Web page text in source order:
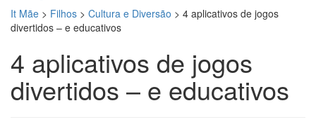
It Mãe > Filhos > Cultura e Diversão > 4 aplicativos de jogos
divertidos – e educativos
4 aplicativos de jogos
divertidos – e educativos